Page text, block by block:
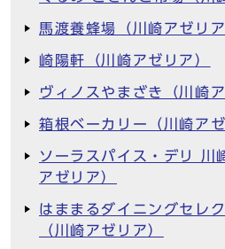
馬渡養蜂場（川崎アゼリア
崎陽軒（川崎アゼリア）
ヴィノスやまざき（川崎ア
箱根ベーカリー（川崎アゼ
ソーラスパイス・デリ 川
アゼリア）
はままるダイニングセレ
（川崎アゼリア）